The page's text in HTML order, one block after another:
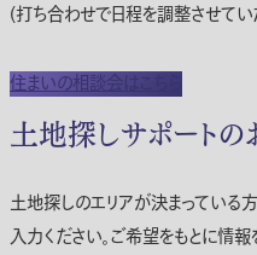
(打ち合わせで日程を調整させて
住まいの相談会はこちら
土地探しサポート
土地探しのエリアが決まっている
入力ください。ご希望をもとに情報